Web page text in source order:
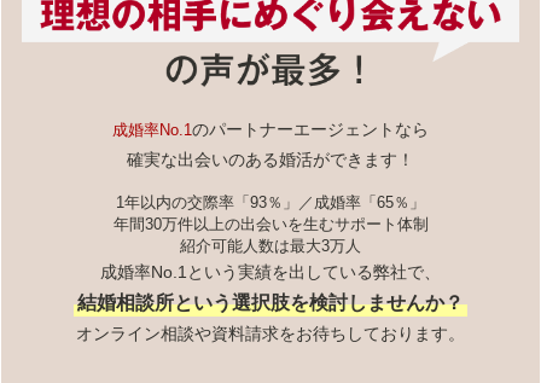
成婚率No.1のパートナーエージェントなら
確実な出会いのある婚活ができます！
1年以内の交際率「93％」／成婚率「65％」
年間30万件以上の出会いを生むサポート体制
紹介可能人数は最大3万人
成婚率No.1という実績を出している弊社で、
結婚相談所という選択肢を検討しませんか？
オンライン相談や資料請求をお待ちしております。